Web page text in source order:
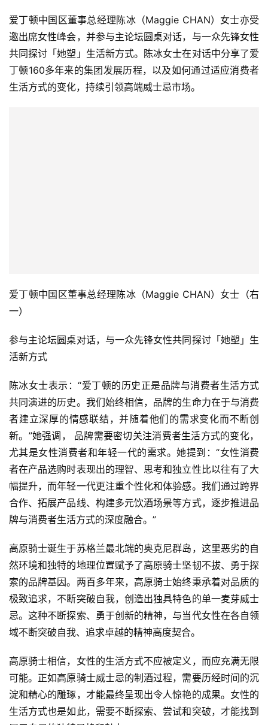
首
页
新
爱丁顿中国区董事总经理陈冰（Maggie CHAN）女士亦受
邀出席女性峰会，并参与主论坛圆桌对话，与一众先锋女性
共同探讨「她塑」生活新方式。陈冰女士在对话中分享了爱
丁顿160多年来的集团发展历程，以及如何通过适应消费者
生活方式的变化，持续引领高端威士忌市场。
爱丁顿中国区董事总经理陈冰（Maggie CHAN）女士（右
一）
参与主论坛圆桌对话，与一众先锋女性共同探讨「她塑」生
活新方式
陈冰女士表示：“爱丁顿的历史正是品牌与消费者生活方式
共同演进的历史。我们始终相信，品牌的生命力在于与消费
者建立深厚的情感联结，并随着他们的需求变化而不断创
新。”她强调， 品牌需要密切关注消费者生活方式的变化，
尤其是女性消费者和年轻一代的需求。她提到：“女性消费
者在产品选购时表现出的理智、思考和独立性比以往有了大
幅提升，而年轻一代更注重个性化和体验感。我们通过跨界
合作、拓展产品线、构建多元饮酒场景等方式，逐步推进品
牌与消费者生活方式的深度融合。”
高原骑士诞生于苏格兰最北端的奥克尼群岛，这里恶劣的自
然环境和独特的地理位置赋予了高原骑士坚韧不拔、勇于探
索的品牌基因。两百多年来，高原骑士始终秉承着对品质的
极致追求，不断突破自我，创造出独具特色的单一麦芽威士
忌。这种不断探索、勇于创新的精神，与当代女性在各自领
域不断突破自我、追求卓越的精神高度契合。
高原骑士相信，女性的生活方式不应被定义，而应充满无限
可能。正如高原骑士威士忌的制酒过程，需要历经时间的沉
淀和精心的雕琢，才能最终呈现出令人惊艳的成果。女性的
生活方式也是如此，需要不断探索、尝试和突破，才能找到